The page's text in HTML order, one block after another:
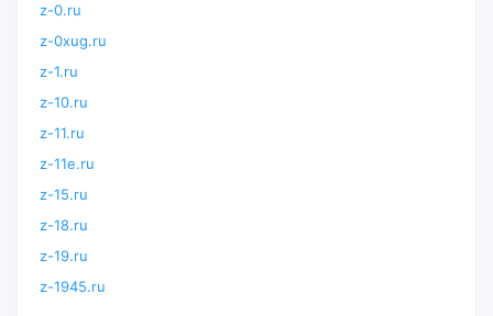
z-0.ru
z-0xug.ru
z-1.ru
z-10.ru
z-11.ru
z-11e.ru
z-15.ru
z-18.ru
z-19.ru
z-1945.ru